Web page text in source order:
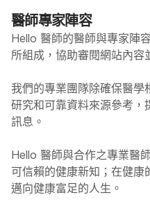
醫師專家陣容
Hello 醫師的醫師與專家陣
所組成，協助審閱網站內容
我們的專業團隊除確保醫學
研究和可靠資料來源參考，
訊息。
Hello 醫師與合作之專業醫
可信賴的健康新知；在健
邁向健康富足的人生。